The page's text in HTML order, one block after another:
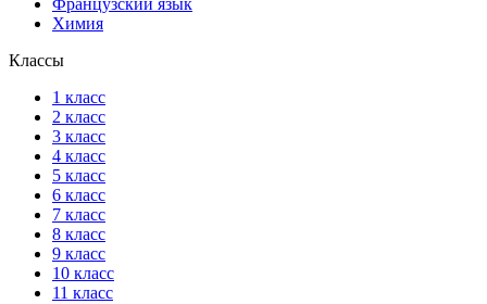
Французский язык
Химия
Классы
1 класс
2 класс
3 класс
4 класс
5 класс
6 класс
7 класс
8 класс
9 класс
10 класс
11 класс